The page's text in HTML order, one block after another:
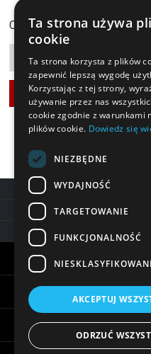
Cena: 120,90 zł
DARMOWA
DOSTAWA
BLIK,
Ta strona używa
cookie
Ta strona korzysta z plików
zapewnić lepszą wygodę
Korzystając z tej strony,
używanie przez nas
cookie zgodnie z warunkami
plików cookie. Dowiedz się
NIEZBĘDNE
WYDAJNOŚĆ
TARGETOWANIE
FUNKCJONALNOŚĆ
AKCEPTUJ
ODRZUĆ